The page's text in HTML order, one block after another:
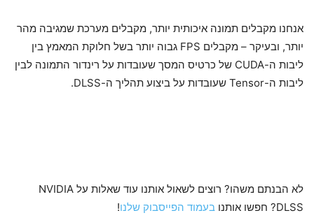
אנחנו מקבלים תמונה איכותית יותר, מקבלים מערכת שמגיבה מהר
יותר, ובעיקר – מקבלים FPS גבוה יותר בשל חלוקת המאמץ בין
ליבות ה-CUDA של כרטיס המסך שעובדות על רינדור התמונה לבין
ליבות ה-Tensor שעובדות על ביצוע תהליך ה-DLSS.
לא הבנתם משהו? רוצים לשאול אותנו עוד שאלות על NVIDIA
DLSS? חפשו אותנו
בעמוד הפייסבוק שלנו!